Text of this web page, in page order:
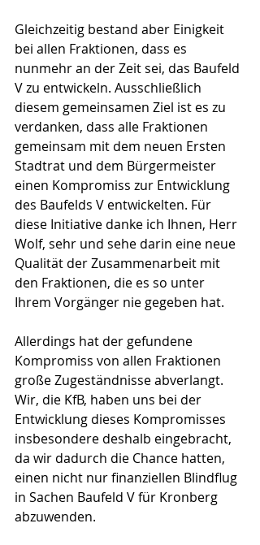
Gleichzeitig bestand aber Einigkeit
bei allen Fraktionen, dass es
nunmehr an der Zeit sei, das Baufeld
V zu entwickeln. Ausschließlich
diesem gemeinsamen Ziel ist es zu
verdanken, dass alle Fraktionen
gemeinsam mit dem neuen Ersten
Stadtrat und dem Bürgermeister
einen Kompromiss zur Entwicklung
des Baufelds V entwickelten. Für
diese Initiative danke ich Ihnen, Herr
Wolf, sehr und sehe darin eine neue
Qualität der Zusammenarbeit mit
den Fraktionen, die es so unter
Ihrem Vorgänger nie gegeben hat.
Allerdings hat der gefundene
Kompromiss von allen Fraktionen
große Zugeständnisse abverlangt.
Wir, die KfB, haben uns bei der
Entwicklung dieses Kompromisses
insbesondere deshalb eingebracht,
da wir dadurch die Chance hatten,
einen nicht nur finanziellen Blindflug
in Sachen Baufeld V für Kronberg
abzuwenden.